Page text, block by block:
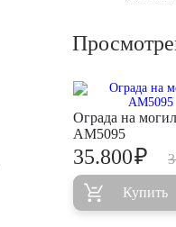
Ограда на
AM5095
35.800₽
Купить